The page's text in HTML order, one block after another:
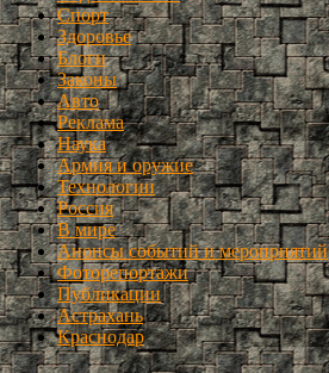
Спорт
Здоровье
Блоги
Законы
Авто
Реклама
Наука
Армия и оружие
Технологии
Россия
В мире
Анонсы событий и мероприятий
Фоторепортажи
Публикации
Астрахань
Краснодар